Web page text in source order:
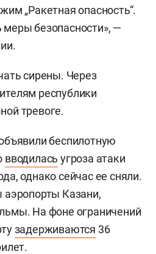
„Ракетная опасность“.
безопасности», —
сирены. Через
республики
тревоге.
беспилотную
вводилась угроза атаки
однако сейчас ее сняли.
Казани,
На фоне ограничений
задерживаются 36